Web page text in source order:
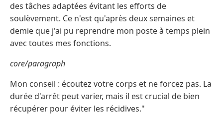
des tâches adaptées évitant les efforts de
soulèvement. Ce n'est qu'après deux semaines et
demie que j'ai pu reprendre mon poste à temps plein
avec toutes mes fonctions.
core/paragraph
Mon conseil : écoutez votre corps et ne forcez pas. La
durée d'arrêt peut varier, mais il est crucial de bien
récupérer pour éviter les récidives."